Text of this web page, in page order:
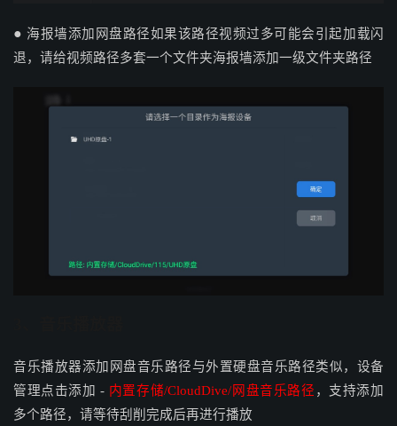
● 海报墙添加网盘路径如果该路径视频过多可能会引起加载闪
退，请给视频路径多套一个文件夹海报墙添加一级文件夹路径
音乐播放器添加网盘音乐路径与外置硬盘音乐路径类似，设备
管理点击添加 - 内置存储/CloudDive/网盘音乐路径 ，支持添加
多个路径，请等待刮削完成后再进行播放